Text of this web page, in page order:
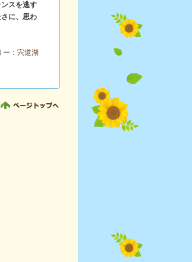
スを逃す
に、思わ
： 宍道湖